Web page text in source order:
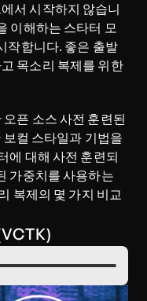
서 시작하지 않습니
이해하는 스타터 모
작합니다. 좋은 출발
목소리 복제를 위한
픈 소스 사전 훈련된
컬 스타일과 기법을
에 대해 사전 훈련되
가중치를 사용하는
복제의 몇 가지 비교